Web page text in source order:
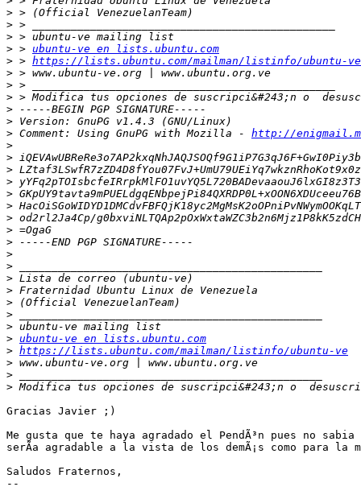
>
>
>
> > ubuntu-ve en lists.ubuntu.com
> > https://lists.ubuntu.com/mailman/listinfo/ubuntu-ve
>
>
> > Modifica tus opciones de suscripci&#243;n o
>
>
> Comment: Using GnuPG with Mozilla - http://
>
>
>
>
>
>
>
>
>
>
>
>
>
>
>
>
> ubuntu-ve en lists.ubuntu.com
> https://lists.ubuntu.com/mailman/listinfo/ubuntu-ve
>
>
> Modifica tus opciones de suscripci&#243;n o
Gracias Javier ;)
Me gusta que te haya agradado el PendÃ³n pues no sabia
serÃ­a agradable a la vista de los demÃ¡s como para la
Saludos Fraternos,
--